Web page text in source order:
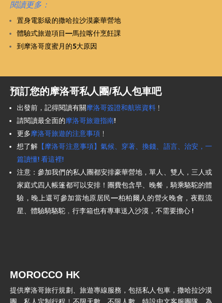
閱讀更多：
置身電影級的撒哈拉沙漠豪華營地
體驗式旅遊項目—馬拉喀什烹飪課
到摩洛哥度蜜月的5大原因
預訂您的摩洛哥私人團/私人包車吧
出發前，記得閱讀有關摩洛哥簽證和航班資料 ﹗
請閱讀最全面的摩洛哥旅遊指南!
更多摩洛哥旅遊的注意事項 ﹗
想了解 【摩洛哥注意事項】氣候、穿著、換錢、語言、治安，一
篇讀懂! 看這裡!
注意：參加我們的私人團都安排豪華營地，單人、雙人，三人或
家庭式四人帳篷都可以安排！團費包含早、晚餐，騎乘駱駝的體
驗，晚上還可參加當地原居民—柏柏爾人的營火晚會，夜觀流
星、體驗騎駱駝﹐行李箱也有專車送入沙漠，不需要擔心 !
MOROCCO HK
提供摩洛哥旅行規劃、旅遊專線服務，包括私人包車，撒哈拉沙漠